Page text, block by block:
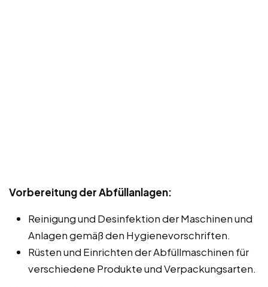
Vorbereitung der Abfüllanlagen:
Reinigung und Desinfektion der Maschinen und
Anlagen gemäß den Hygienevorschriften.
Rüsten und Einrichten der Abfüllmaschinen für
verschiedene Produkte und Verpackungsarten.